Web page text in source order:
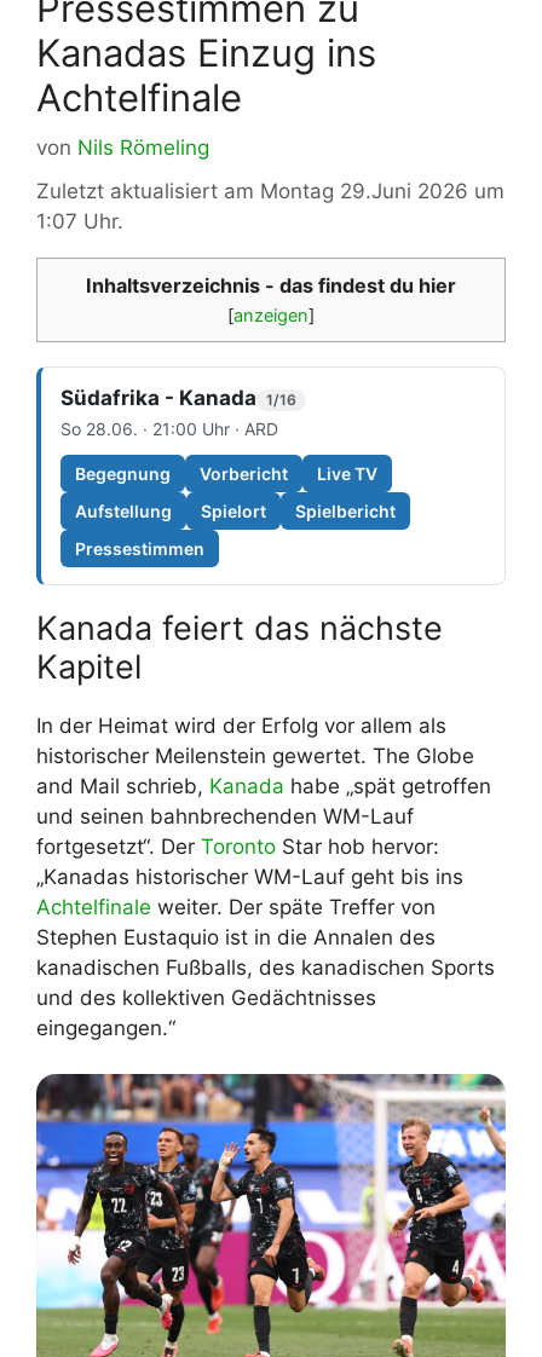
Kanadas Einzug ins
Achtelfinale
von Nils Römeling
Zuletzt aktualisiert am Montag 29.Juni 2026 um
1:07 Uhr.
Inhaltsverzeichnis - das findest du hier
[anzeigen]
Südafrika - Kanada 1/16
So 28.06. · 21:00 Uhr · ARD
Begegnung Vorbericht
Live TV
Aufstellung
Spielort
Spielbericht
Pressestimmen
Kanada feiert das nächste
Kapitel
In der Heimat wird der Erfolg vor allem als
historischer Meilenstein gewertet. The Globe
and Mail schrieb, Kanada habe „spät getroffen
und seinen bahnbrechenden WM-Lauf
fortgesetzt“. Der Toronto Star hob hervor:
„Kanadas historischer WM-Lauf geht bis ins
Achtelfinale weiter. Der späte Treffer von
Stephen Eustaquio ist in die Annalen des
kanadischen Fußballs, des kanadischen Sports
und des kollektiven Gedächtnisses
eingegangen.“